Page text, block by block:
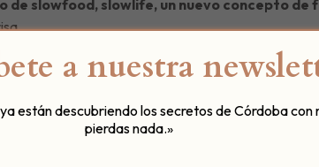
de slowfood, slowlife, un nuevo concepto de
a nuestra
están descubriendo los secretos de Córdoba con
pierdas nada.»